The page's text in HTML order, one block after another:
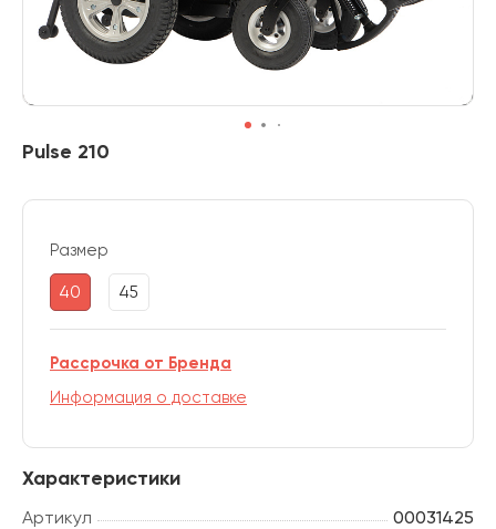
Pulse 210
Характеристики
Артикул
00031425
Размер
40 45
Рассрочка от Бренда
Информация о доставке